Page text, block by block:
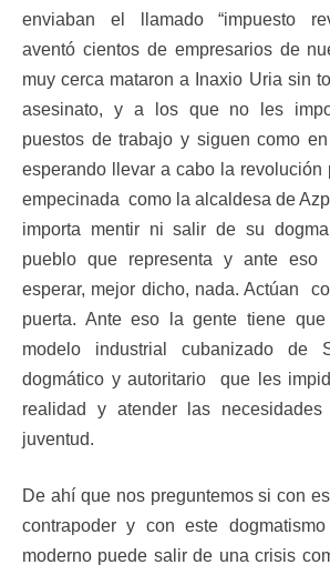
enviaban el llamado “impuesto
aventó cientos de empresarios de
muy cerca mataron a Inaxio Uria sin
asesinato, y a los que no les
puestos de trabajo y siguen como
esperando llevar a cabo la revolución
empecinada como la alcaldesa de
importa mentir ni salir de su
pueblo que representa y ante
esperar, mejor dicho, nada. Actúan
puerta. Ante eso la gente tiene
modelo industrial cubanizado de
dogmático y autoritario que les
realidad y atender las
juventud.
De ahí que nos preguntemos si con
contrapoder y con este
moderno puede salir de una crisis